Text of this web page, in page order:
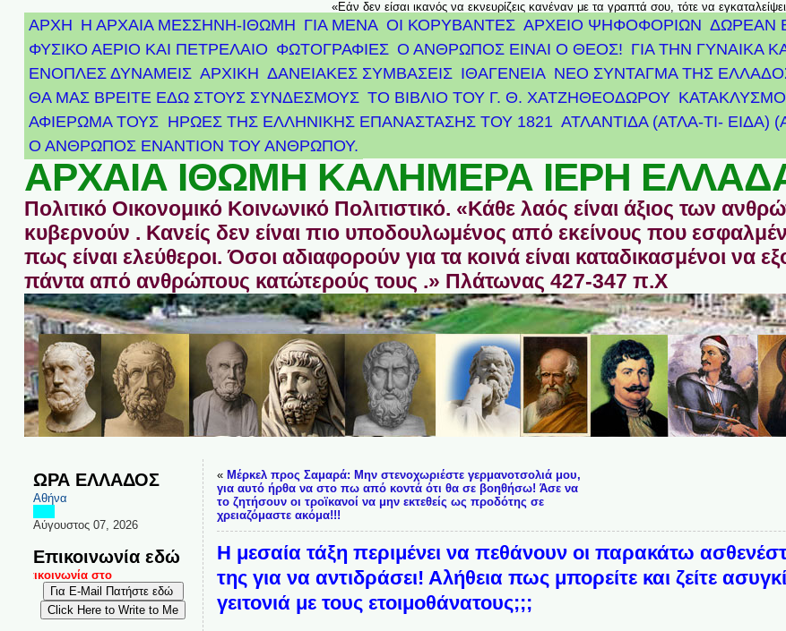
«Εάν δεν είσαι ικανός να εκνευρίζεις κανέναν με τα γραπτά σου, τότε να
ΑΡΧΗ Η ΑΡΧΑΙΑ ΜΕΣΣΗΝΗ-ΙΘΩΜΗ ΓΙΑ ΜΕΝΑ ΟΙ ΚΟΡΥΒΑΝΤΕΣ ΑΡΧΕΊΟ ΨΗΦΟΦΟΡΙΏΝ ΔΩΡΕΑΝ
ΦΥΣΙΚΟ ΑΕΡΙΟ ΚΑΙ ΠΕΤΡΕΛΑΙΟ ΦΩΤΟΓΡΑΦΙΕΣ Ο ΑΝΘΡΩΠΟΣ ΕΙΝΑΙ Ο ΘΕΟΣ! ΓΙΑ ΤΗΝ ΓΥΝΑΙΚΑ
ΕΝΟΠΛΕΣ ΔΥΝΑΜΕΙΣ ΑΡΧΙΚΉ ΔΑΝΕΙΑΚΕΣ ΣΥΜΒΑΣΕΙΣ ΙΘΑΓΕΝΕΙΑ ΝΕΟ ΣΥΝΤΑΓΜΑ ΤΗΣ
ΘΑ ΜΑΣ ΒΡΕΙΤΕ ΕΔΩ ΣΤΟΥΣ ΣΥΝΔΕΣΜΟΥΣ ΤΟ ΒΙΒΛΙΟ ΤΟΥ Γ. Θ. ΧΑΤΖΗΘΕΟΔΩΡΟΥ
ΑΦΙΈΡΩΜΑ ΤΟΥΣ ΉΡΩΕΣ ΤΗΣ ΕΛΛΗΝΙΚΉΣ ΕΠΑΝΆΣΤΑΣΗΣ ΤΟΥ 1821 ΑΤΛΑΝΤΊΔΑ (ΑΤΛΑ-ΤΙ- ΕΙΔΑ)
Ο ΑΝΘΡΩΠΟΣ ΕΝΑΝΤΙΟΝ ΤΟΥ ΑΝΘΡΩΠΟΥ.
ΑΡΧΑΙΑ ΙΘΩΜΗ ΚΑΛΗΜΕΡΑ ΙΕΡΗ
Πολιτικό Οικονομικό Κοινωνικό Πολιτιστικό. «Κάθε λαός είναι άξιος των
κυβερνούν . Κανείς δεν είναι πιο υποδουλωμένος από εκείνους που
πως είναι ελεύθεροι. Όσοι αδιαφορούν για τα κοινά είναι καταδικασμένοι να
πάντα από ανθρώπους κατώτερούς τους .» Πλάτωνας 427-347 π.Χ
ΩΡΑ ΕΛΛΑΔΟΣ
Αθήνα
Αύγουστος 07, 2026
Επικοινωνία εδώ
στο
« Μέρκελ προς Σαμαρά: Μην στενοχωριέστε γερμανοτσολιά μου,
για αυτό ήρθα να στο πω από κοντά ότι θα σε βοηθήσω! Άσε να
το ζητήσουν οι τροϊκανοί να μην εκτεθείς ως προδότης σε
χρειαζόμαστε ακόμα!!!
Η μεσαία τάξη περιμένει να πεθάνουν οι παρακάτω
της για να αντιδράσει! Αλήθεια πως μπορείτε και ζείτε
γειτονιά με τους ετοιμοθάνατους;;;